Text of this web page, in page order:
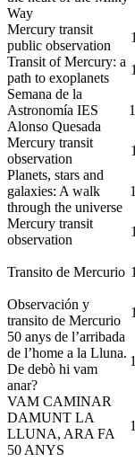
Way
Mercury transit
public observation
Transit of Mercury: a
path to exoplanets
Semana de la
Astronomía IES
Alonso Quesada
Mercury transit
observation
Planets, stars and
galaxies: A walk
through the universe
Mercury transit
observation
Transito de Mercurio
Observación y
transito de Mercurio
50 anys de l’arribada
de l’home a la Lluna.
De debò hi vam
anar?
VAM CAMINAR
DAMUNT LA
LLUNA, ARA FA
50 ANYS